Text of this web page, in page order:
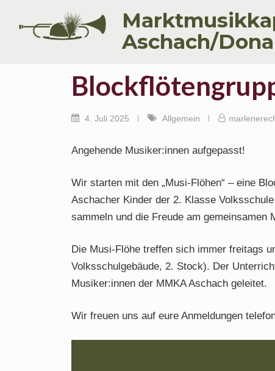
Aschach/
4. Juli 2025 Allgemein
Angehende Musiker:innen aufgepasst!
Wir starten mit den „Musi-Flöhen“ – eine
Aschacher Kinder der 2. Klasse
sammeln und die Freude am gemeinsamen
Die Musi-Flöhe treffen sich immer freitags
Volksschulgebäude, 2. Stock). Der
Musiker:innen der MMKA Aschach geleitet.
Wir freuen uns auf eure Anmeldungen